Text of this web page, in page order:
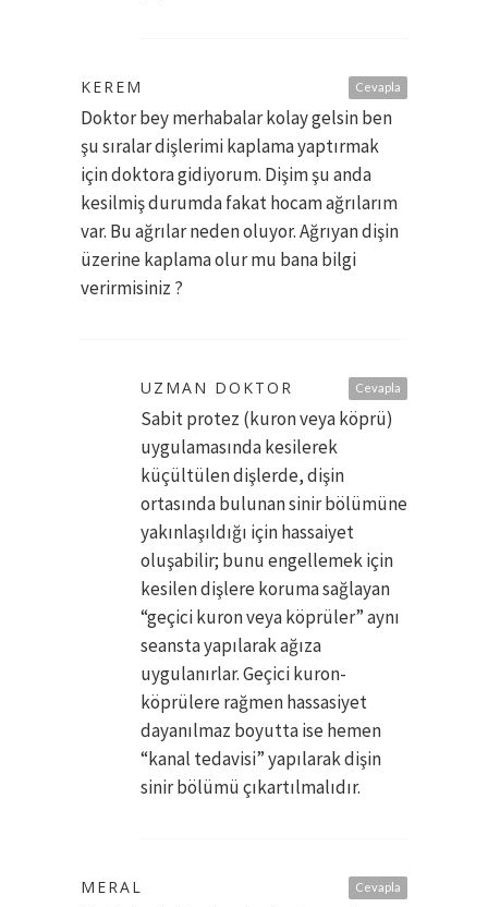
Cevapla
KEREM
Doktor bey merhabalar kolay gelsin ben
şu sıralar dişlerimi kaplama yaptırmak
için doktora gidiyorum. Dişim şu anda
kesilmiş durumda fakat hocam ağrılarım
var. Bu ağrılar neden oluyor. Ağrıyan dişin
üzerine kaplama olur mu bana bilgi
verirmisiniz ?
Cevapla
UZMAN DOKTOR
Sabit protez (kuron veya köprü)
uygulamasında kesilerek
küçültülen dişlerde, dişin
ortasında bulunan sinir bölümüne
yakınlaşıldığı için hassaiyet
oluşabilir; bunu engellemek için
kesilen dişlere koruma sağlayan
“geçici kuron veya köprüler” aynı
seansta yapılarak ağıza
uygulanırlar. Geçici kuron-
köprülere rağmen hassasiyet
dayanılmaz boyutta ise hemen
“kanal tedavisi” yapılarak dişin
sinir bölümü çıkartılmalıdır.
Cevapla
MERAL